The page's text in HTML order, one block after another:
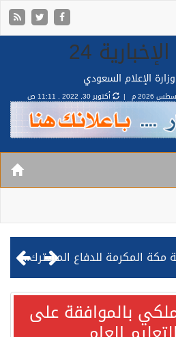
24
الإعلام السعودي
أكتوبر 30, 2022 , 11:11 ص
البيان المشترك لقمة مكة المكرمة للدفاع المشترك بين المملكة وتركيا وباكستان
قيادة القوات المشتركة للتحالف: نفذنا عملية رد عسكري متناسبة لأهداف عسكرية مشروعة تابعة للمليشيا الحوثية الإرهابية في محافظة الحديدة
بالموافقة على